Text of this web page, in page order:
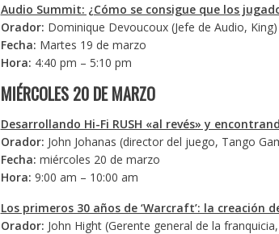
Audio Summit: ¿Cómo se consigue que los
Orador: Dominique Devoucoux (Jefe de Audio, King)
Fecha: Martes 19 de marzo
Hora: 4:40 pm – 5:10 pm
MIÉRCOLES 20 DE MARZO
Desarrollando Hi-Fi RUSH «al revés» y
Orador: John Johanas (director del juego, Tango
Fecha: miércoles 20 de marzo
Hora: 9:00 am – 10:00 am
Los primeros 30 años de ‘Warcraft’: la creación
Orador: John Hight (Gerente general de la